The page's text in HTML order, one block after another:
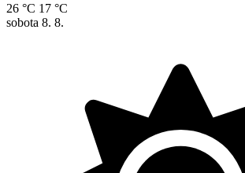
26 °C 17 °C
sobota 8. 8.